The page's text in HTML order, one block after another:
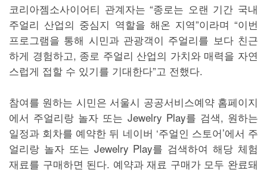
코리아젬소사이어티 관계자는 “종로는 오랜 기간 국내
주얼리 산업의 중심지 역할을 해온 지역”이라며 “이번
프로그램을 통해 시민과 관광객이 주얼리를 보다 친근
하게 경험하고, 종로 주얼리 산업의 가치와 매력을 자연
스럽게 접할 수 있기를 기대한다”고 전했다.
참여를 원하는 시민은 서울시 공공서비스예약 홈페이지
에서 주얼리랑 놀자 또는 Jewelry Play를 검색, 원하는
일정과 회차를 예약한 뒤 네이버 ‘주얼인 스토어’에서 주
얼리랑 놀자 또는 Jewelry Play를 검색하여 해당 체험
재료를 구매하면 된다. 예약과 재료 구매가 모두 완료돼